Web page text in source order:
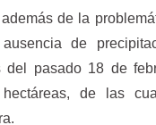
de la
de
del pasado 18 de
de las